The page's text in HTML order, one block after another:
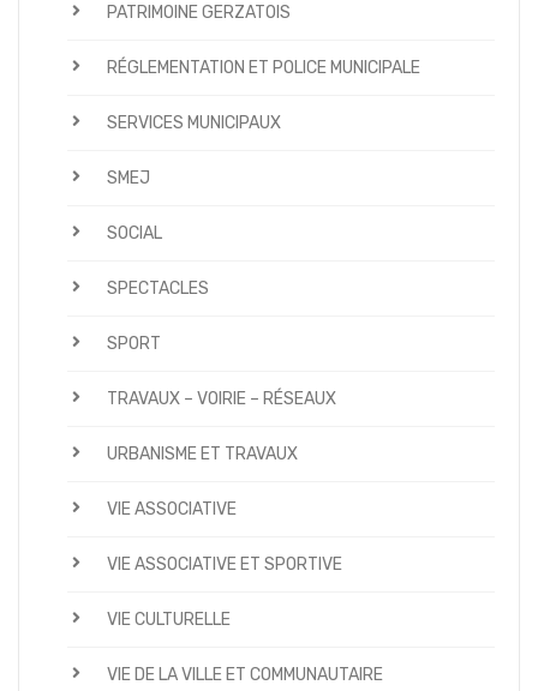
PATRIMOINE GERZATOIS
RÉGLEMENTATION ET POLICE MUNICIPALE
SERVICES MUNICIPAUX
SMEJ
SOCIAL
SPECTACLES
SPORT
TRAVAUX – VOIRIE – RÉSEAUX
URBANISME ET TRAVAUX
VIE ASSOCIATIVE
VIE ASSOCIATIVE ET SPORTIVE
VIE CULTURELLE
VIE DE LA VILLE ET COMMUNAUTAIRE